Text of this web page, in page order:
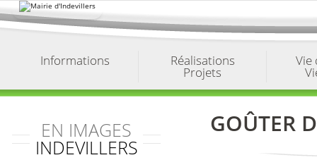
au
contenu.
Informations Réalisations
Projets
Vie
EN IMAGES
INDEVILLERS
GOÛTER